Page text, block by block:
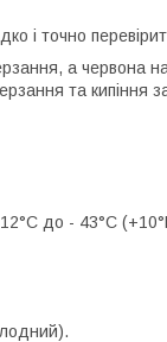
і точно
а червона
та кипіння
до - 43°C